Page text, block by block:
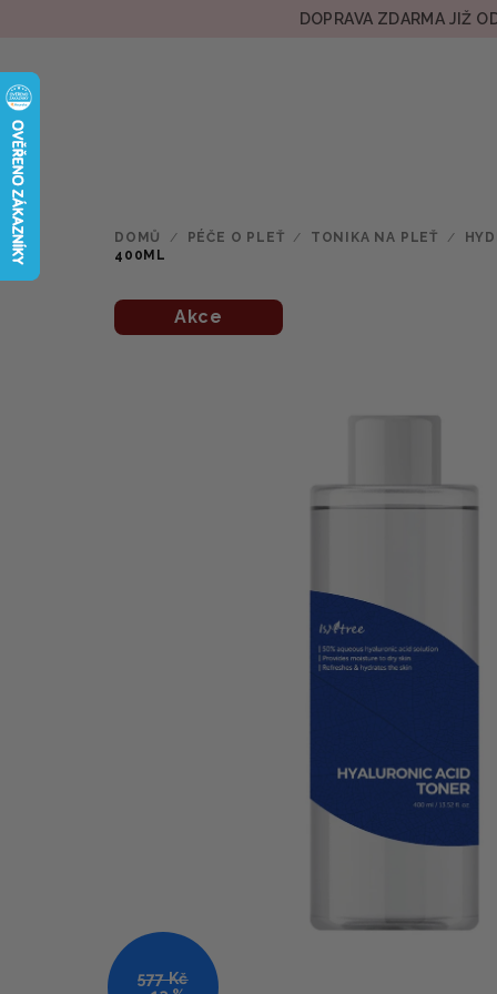
DOPRAVA ZDARMA JIŽ
DOMŮ / PÉČE O PLEŤ / TONIKA NA PLEŤ /
400ML
Akce
577 Kč